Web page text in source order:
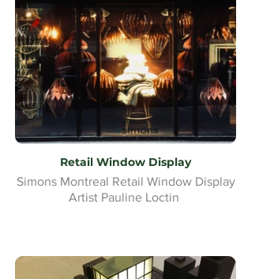
Retail Window Display
Simons Montreal Retail Window Display
Artist Pauline Loctin